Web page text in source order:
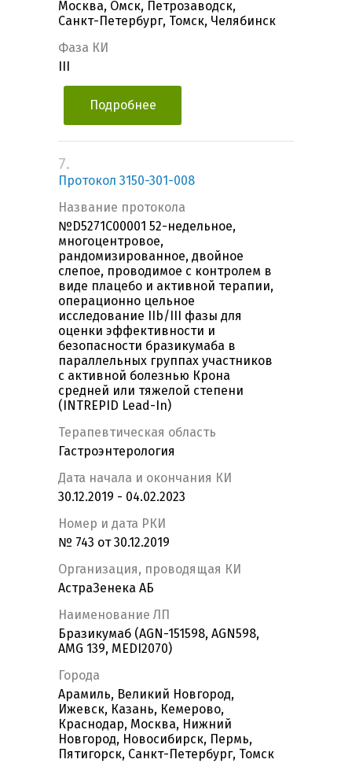
Москва, Омск, Петрозаводск,
Санкт-Петербург, Томск, Челябинск
Фаза КИ
Подробнее
7.
Протокол 3150-301-008
Название протокола
№D5271C00001 52-недельное,
многоцентровое,
рандомизированное, двойное
слепое, проводимое с контролем в
виде плацебо и активной терапии,
операционно цельное
исследование IIb/III фазы для
оценки эффективности и
безопасности бразикумаба в
параллельных группах участников
с активной болезнью Крона
средней или тяжелой степени
(INTREPID Lead-In)
Терапевтическая область
Гастроэнтерология
Дата начала и окончания КИ
30.12.2019 - 04.02.2023
Номер и дата РКИ
№ 743 от 30.12.2019
Организация, проводящая КИ
АстраЗенека АБ
Наименование ЛП
Бразикумаб (AGN-151598, AGN598,
AMG 139, MEDI2070)
Города
Арамиль, Великий Новгород,
Ижевск, Казань, Кемерово,
Краснодар, Москва, Нижний
Новгород, Новосибирск, Пермь,
Пятигорск, Санкт-Петербург, Томск